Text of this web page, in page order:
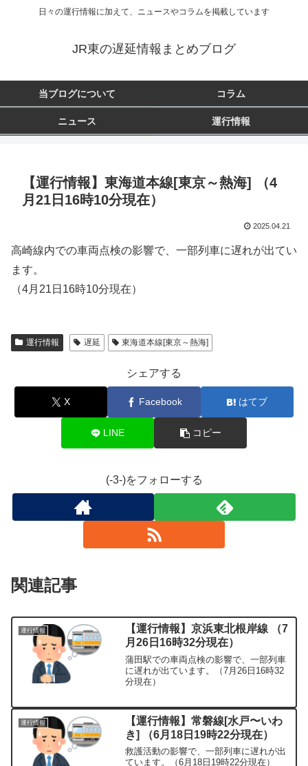
日々の運行情報に加えて、ニュースやコラムを掲載しています
JR東の遅延情報まとめブログ
当ブログについて コラム
ニュース 運行情報
【運行情報】東海道本線[東京～熱海] （4
月21日16時10分現在）
2025.04.21
高崎線内での車両点検の影響で、一部列車に遅れが出てい
ます。
（4月21日16時10分現在）
運行情報 遅延 東海道本線[東京～熱海]
シェアする
X Facebook はてブ
LINE コピー
(-3-)をフォローする
関連記事
運行情報
【運行情報】京浜東北根岸線 （7
月26日16時32分現在）
蒲田駅での車両点検の影響で、一部列車
に遅れが出ています。（7月26日16時32
分現在）
運行情報
【運行情報】常磐線[水戸〜いわ
き] （6月18日19時22分現在）
救護活動の影響で、一部列車に遅れが出
ています。（6月18日19時22分現在）